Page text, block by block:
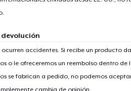
ocurren accidentes. Si recibe un producto
o le ofreceremos un reembolso dentro de
se fabrican a pedido, no podemos
cambia de opinión.